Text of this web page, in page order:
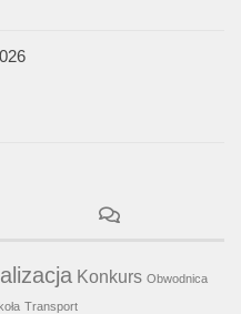
Konkurs Obwodnica
Transport